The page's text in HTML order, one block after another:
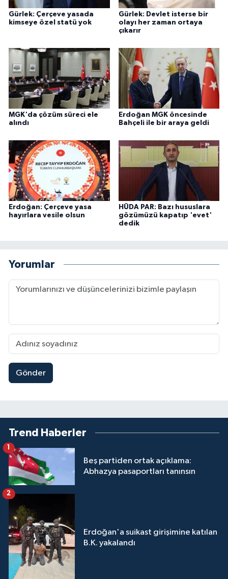
Gürlek: Çerçeve yasada
kimseye özel statü yok
Gürlek: Devlet isterse bir
olayı her zaman ortaya
çıkarır
MGK'da çözüm süreci ele
alındı
Erdoğan MGK öncesinde
Bahçeli ile bir araya geldi
Erdoğan: Çerçeve yasa
hayırlara vesile olsun
HÜDA PAR: Bazı hususlara
gözümüzü kapatıp 'evet'
dedik
Yorumlar
Gönder
Trend Haberler
Beş partiden ortak açıklama:
Abhazya pasaportları tanınsın
1
Erdoğan'a suikast girişimine katılan
B.K. yakalandı
2